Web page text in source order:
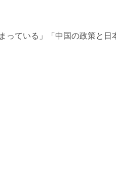
っている」「中国の政策と日